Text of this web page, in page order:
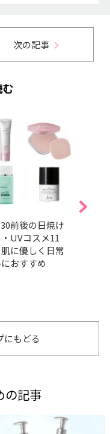
次の記事
前後の日焼け
UVコスメ11
に優しく日常
おすすめ
にもどる
の記事